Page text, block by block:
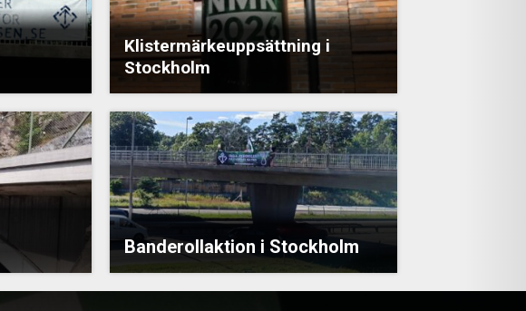
Klistermärkeuppsättning i
Stockholm
Banderollaktion i Stockholm